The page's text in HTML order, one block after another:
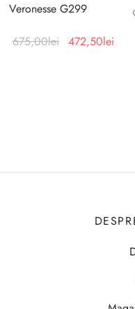
Veronesse G299
675,00lei Prețul
472,50lei